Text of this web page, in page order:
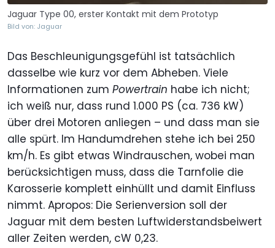
Jaguar Type 00, erster Kontakt mit dem Prototyp
Bild von: Jaguar
Das Beschleunigungsgefühl ist tatsächlich
dasselbe wie kurz vor dem Abheben. Viele
Informationen zum Powertrain habe ich nicht;
ich weiß nur, dass rund 1.000 PS (ca. 736 kW)
über drei Motoren anliegen – und dass man sie
alle spürt. Im Handumdrehen stehe ich bei 250
km/h. Es gibt etwas Windrauschen, wobei man
berücksichtigen muss, dass die Tarnfolie die
Karosserie komplett einhüllt und damit Einfluss
nimmt. Apropos: Die Serienversion soll der
Jaguar mit dem besten Luftwiderstandsbeiwert
aller Zeiten werden, cW 0,23.